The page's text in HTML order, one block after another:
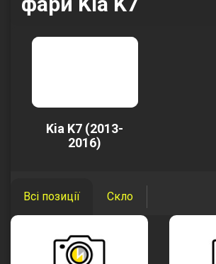
Kia K7 (2013-
2016)
Всі позиції Скло